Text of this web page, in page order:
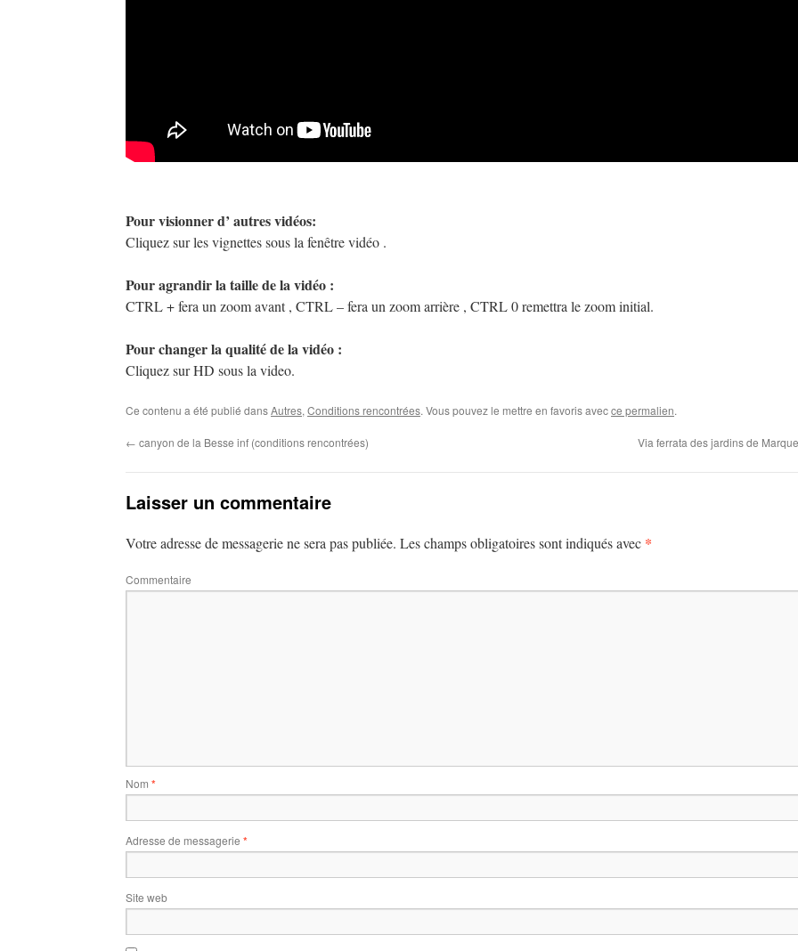
Pour visionner d’ autres vidéos:
Cliquez sur les vignettes sous la fenêtre vidéo .
Pour agrandir la taille de la vidéo :
CTRL + fera un zoom avant , CTRL – fera un zoom arrière , CTRL 0 remettra le zoom initial.
Pour changer la qualité de la vidéo :
Cliquez sur HD sous la video.
Ce contenu a été publié dansAutres, Conditions rencontrées. Vous pouvez le mettre en favoris avecce permalien.
← canyon de la Besse inf (conditions rencontrées) Via ferrata des jardins de
Laisser un commentaire
Votre adresse de messagerie ne sera pas publiée. Les champs obligatoires sont indiqués avec *
Commentaire
Nom *
Adresse de messagerie *
Site web